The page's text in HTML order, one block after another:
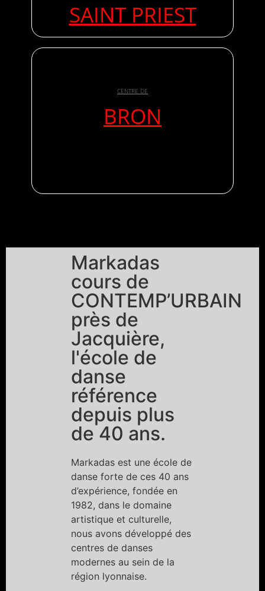
SAINT PRIEST
CENTRE DE
BRON
Markadas
cours de
CONTEMP’URBAIN
près de
Jacquière,
l'école de
danse
référence
depuis plus
de 40 ans.
Markadas est une école de
danse forte de ces 40 ans
d’expérience, fondée en
1982, dans le domaine
artistique et culturelle,
nous avons développé des
centres de danses
modernes au sein de la
région lyonnaise.